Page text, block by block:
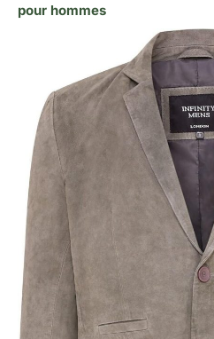
pour hommes